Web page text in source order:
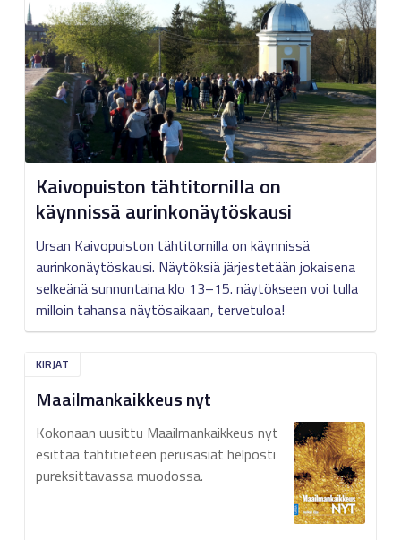
Kaivopuiston tähtitornilla on
käynnissä aurinkonäytöskausi
Ursan Kaivopuiston tähtitornilla on käynnissä
aurinkonäytöskausi. Näytöksiä järjestetään jokaisena
selkeänä sunnuntaina klo 13–15. näytökseen voi tulla
milloin tahansa näytösaikaan, tervetuloa!
KIRJAT
Maailmankaikkeus nyt
Kokonaan uusittu Maailmankaikkeus nyt
esittää tähtitieteen perusasiat helposti
pureksittavassa muodossa.